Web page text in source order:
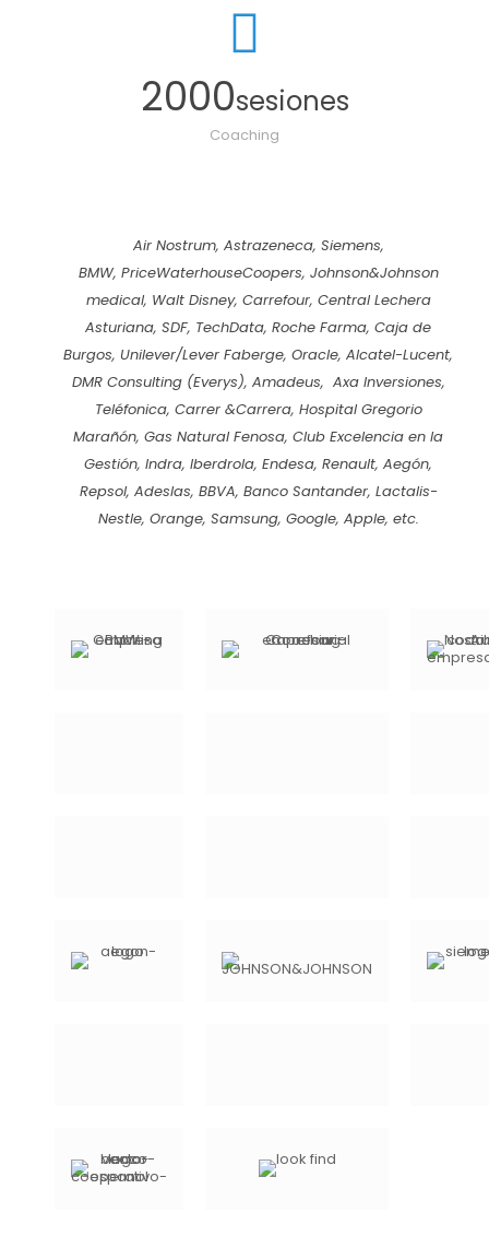
2000sesiones
Coaching
Air Nostrum, Astrazeneca, Siemens,
BMW, PriceWaterhouseCoopers, Johnson&Johnson
medical, Walt Disney, Carrefour, Central Lechera
Asturiana, SDF, TechData, Roche Farma, Caja de
Burgos, Unilever/Lever Faberge, Oracle, Alcatel-Lucent,
DMR Consulting (Everys), Amadeus, Axa Inversiones,
Teléfonica, Carrer &Carrera, Hospital Gregorio
Marañón, Gas Natural Fenosa, Club Excelencia en la
Gestión, Indra, Iberdrola, Endesa, Renault, Aegón,
Repsol, Adeslas, BBVA, Banco Santander, Lactalis-
Nestle, Orange, Samsung, Google, Apple, etc.